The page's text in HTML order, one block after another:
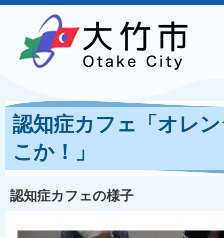
認知症カフェ「オレ
こか！」
認知症カフェの様子